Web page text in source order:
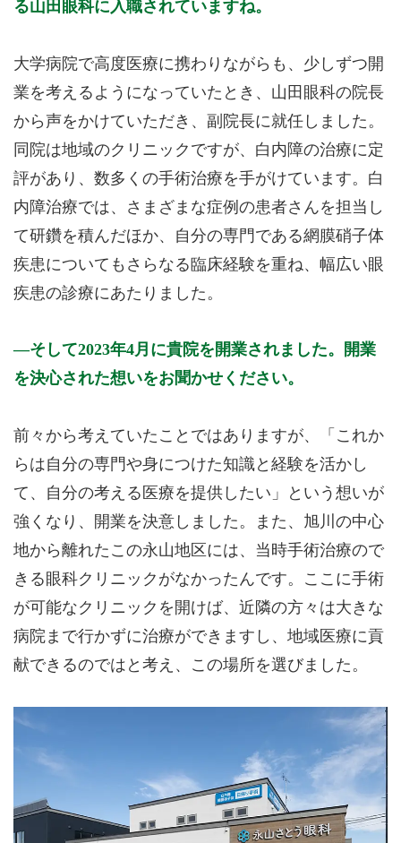
る山田眼科に入職されていますね。
大学病院で高度医療に携わりながらも、少しずつ開
業を考えるようになっていたとき、山田眼科の院長
から声をかけていただき、副院長に就任しました。
同院は地域のクリニックですが、白内障の治療に定
評があり、数多くの手術治療を手がけています。白
内障治療では、さまざまな症例の患者さんを担当し
て研鑽を積んだほか、自分の専門である網膜硝子体
疾患についてもさらなる臨床経験を重ね、幅広い眼
疾患の診療にあたりました。
そして2023年4月に貴院を開業されました。開業
を決心された想いをお聞かせください。
前々から考えていたことではありますが、「これか
らは自分の専門や身につけた知識と経験を活かし
て、自分の考える医療を提供したい」という想いが
強くなり、開業を決意しました。また、旭川の中心
地から離れたこの永山地区には、当時手術治療ので
きる眼科クリニックがなかったんです。ここに手術
が可能なクリニックを開けば、近隣の方々は大きな
病院まで行かずに治療ができますし、地域医療に貢
献できるのではと考え、この場所を選びました。